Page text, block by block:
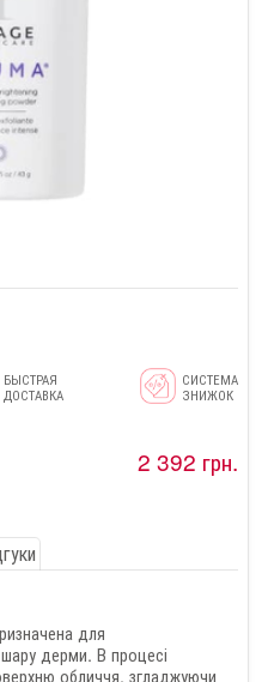
БЫСТРАЯ
ДОСТАВКА
СИСТЕМА
ЗНИЖОК
2 392 грн.
для
дерми. В процесі
обличчя, згладжуючи